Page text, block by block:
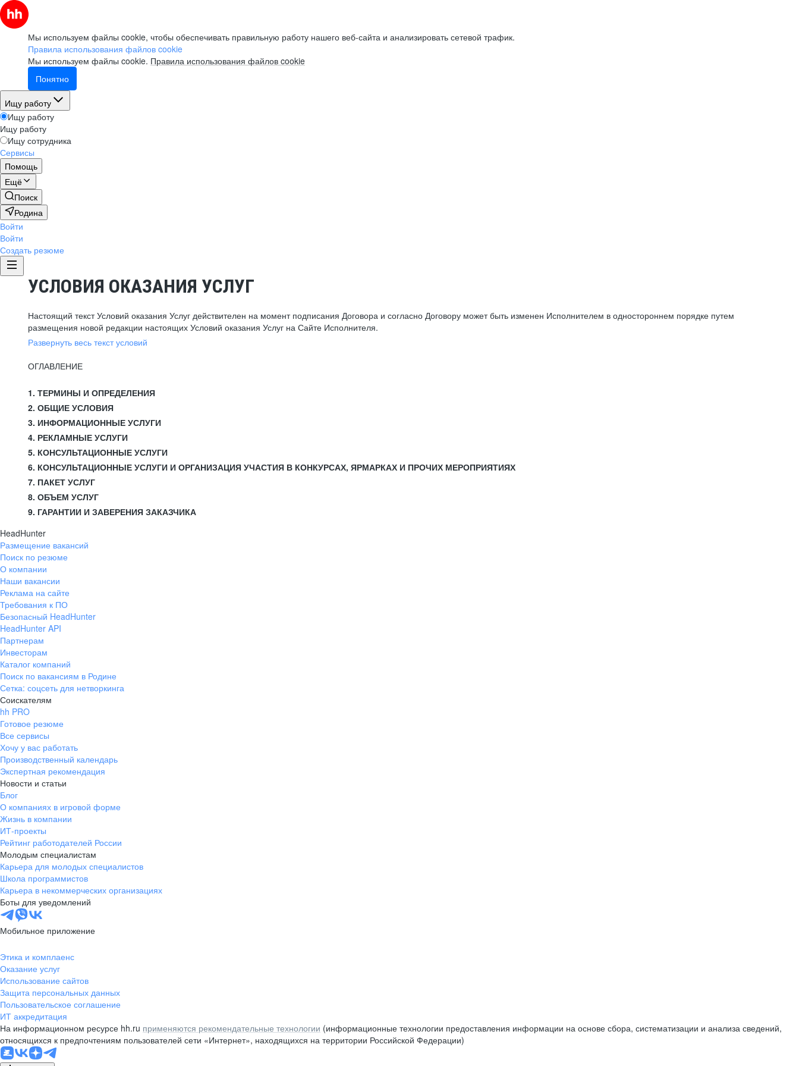
Мы используем файлы cookie, чтобы обеспечивать правильную работу нашего веб-сайта и анализировать сетевой трафик.
Правила использования файлов cookie
Мы используем файлы cookie. Правила использования файлов cookie
Понятно
Ищу работу
Ищу работу
Ищу работу
Ищу сотрудника
Сервисы
Помощь
Ещё
Поиск
Родина
Войти
Войти
Создать резюме
УСЛОВИЯ ОКАЗАНИЯ УСЛУГ
Настоящий текст Условий оказания Услуг действителен на момент подписания Договора и согласно Договору может быть изменен Исполнителем в одностороннем порядке путем
размещения новой редакции настоящих Условий оказания Услуг на Сайте Исполнителя.
Развернуть весь текст условий
ОГЛАВЛЕНИЕ
1. ТЕРМИНЫ И ОПРЕДЕЛЕНИЯ
2. ОБЩИЕ УСЛОВИЯ
3. ИНФОРМАЦИОННЫЕ УСЛУГИ
4. РЕКЛАМНЫЕ УСЛУГИ
5. КОНСУЛЬТАЦИОННЫЕ УСЛУГИ
6. КОНСУЛЬТАЦИОННЫЕ УСЛУГИ И ОРГАНИЗАЦИЯ УЧАСТИЯ В КОНКУРСАХ, ЯРМАРКАХ И ПРОЧИХ МЕРОПРИЯТИЯХ
7. ПАКЕТ УСЛУГ
8. ОБЪЕМ УСЛУГ
9. ГАРАНТИИ И ЗАВЕРЕНИЯ ЗАКАЗЧИКА
HeadHunter
Размещение вакансий
Поиск по резюме
О компании
Наши вакансии
Реклама на сайте
Требования к ПО
Безопасный HeadHunter
HeadHunter API
Партнерам
Инвесторам
Каталог компаний
Поиск по вакансиям в Родине
Сетка: соцсеть для нетворкинга
Соискателям
hh PRO
Готовое резюме
Все сервисы
Хочу у вас работать
Производственный календарь
Экспертная рекомендация
Новости и статьи
Блог
О компаниях в игровой форме
Жизнь в компании
ИТ-проекты
Рейтинг работодателей России
Молодым специалистам
Карьера для молодых специалистов
Школа программистов
Карьера в некоммерческих организациях
Боты для уведомлений
Мобильное приложение
Этика и комплаенс
Оказание услуг
Использование сайтов
Защита персональных данных
Пользовательское соглашение
ИТ аккредитация
На информационном ресурсе hh.ru применяются рекомендательные технологии (информационные технологии предоставления информации на основе сбора, систематизации и анализа сведений,
относящихся к предпочтениям пользователей сети «Интернет», находящихся на территории Российской Федерации)